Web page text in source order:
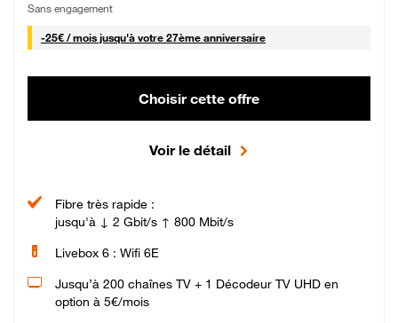
Sans engagement
-25€ / mois25 € par mois
jusqu'à votre 27ème anniversaire
Choisir cette offre
Voir le détail
Fibre très rapide :
jusqu'à ↓ 2 Gbit/s ↑ 800 Mbit/s
Livebox 6 : Wifi 6E
Jusqu’à 200 chaînes TV + 1 Décodeur TV UHD en
option à 5€/mois